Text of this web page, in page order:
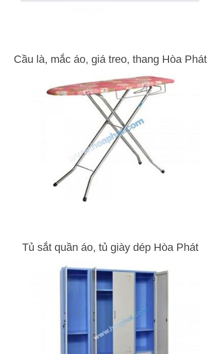
Cầu là, mắc áo, giá treo, thang Hòa Phát
Tủ sắt quần áo, tủ giày dép Hòa Phát